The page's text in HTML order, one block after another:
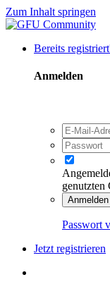
Zum Inhalt springen
Bereits
Anmelden
genutzten
Anmelden
Passwort
Jetzt registrieren